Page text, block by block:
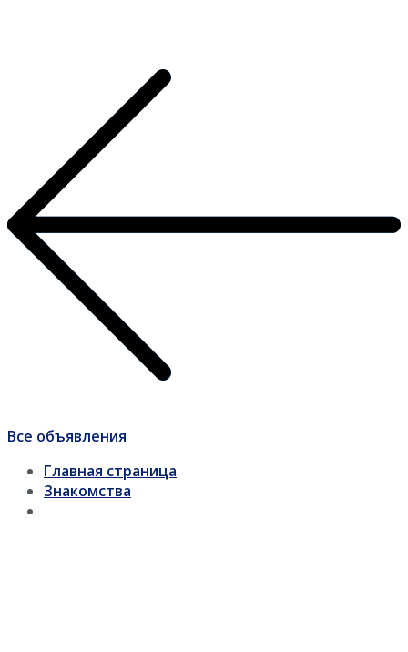
Все объявления
Главная страница
Знакомства